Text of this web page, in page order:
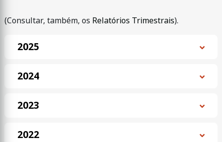
(Consultar, também, os Relatórios Trimestrais).
2025
2024
2023
2022